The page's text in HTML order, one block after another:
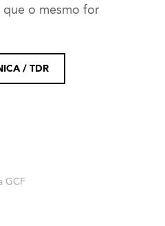
que o mesmo for
/ TDR
GCF